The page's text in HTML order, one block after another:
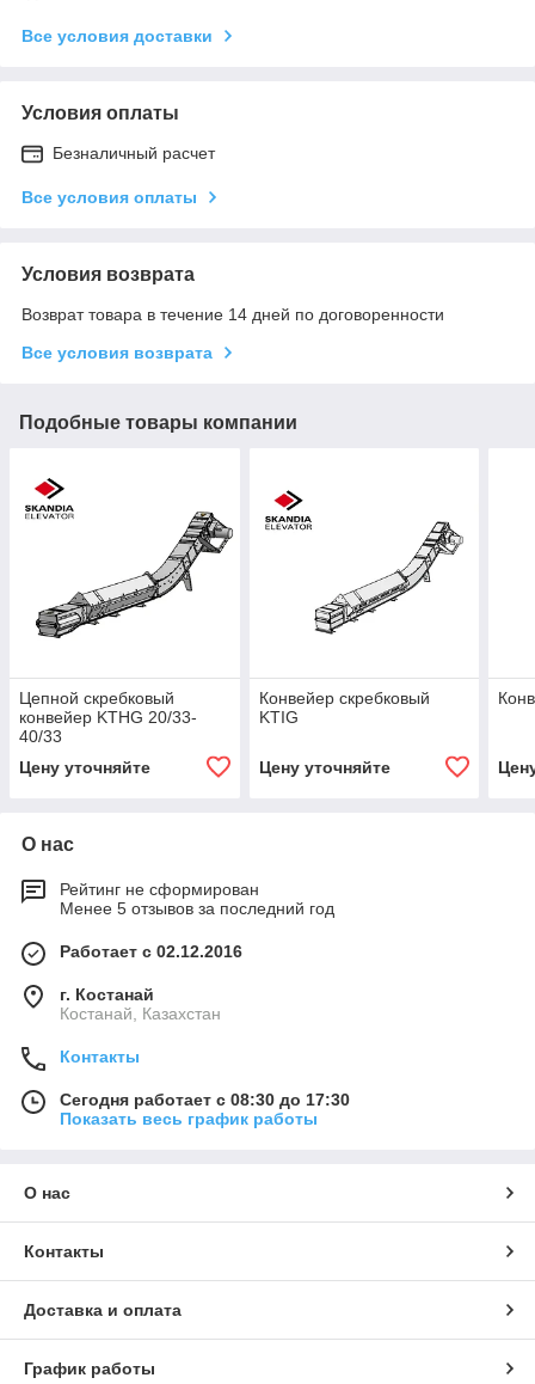
Все условия доставки
Условия оплаты
Безналичный расчет
Все условия оплаты
Условия возврата
Возврат товара в течение 14 дней по договоренности
Все условия возврата
Подобные товары компании
Цепной скребковый
конвейер KTHG 20/33-
40/33
Цену уточняйте
Конвейер скребковый
KTIG
Цену уточняйте
О нас
Рейтинг не сформирован
Менее 5 отзывов за последний год
Работает с 02.12.2016
г. Костанай
Костанай, Казахстан
Контакты
Сегодня работает с 08:30 до 17:30
Показать весь график работы
О нас
Контакты
Доставка и оплата
График работы